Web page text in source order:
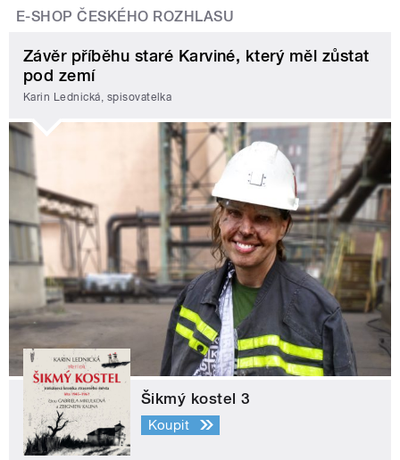
E-SHOP ČESKÉHO ROZHLASU
Závěr příběhu staré Karviné, který měl zůstat
pod zemí
Karin Lednická, spisovatelka
Šikmý kostel 3
Koupit